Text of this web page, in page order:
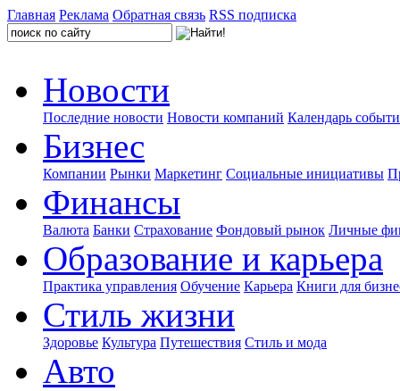
Главная Реклама Обратная связь RSS подписка
Новости
Последние новости Новости компаний Календарь
Бизнес
Компании Рынки Маркетинг Социальные инициативы
Финансы
Валюта Банки Страхование Фондовый рынок Личные
Образование и карьера
Практика управления Обучение Карьера Книги для
Стиль жизни
Здоровье Культура Путешествия Стиль и мода
Авто